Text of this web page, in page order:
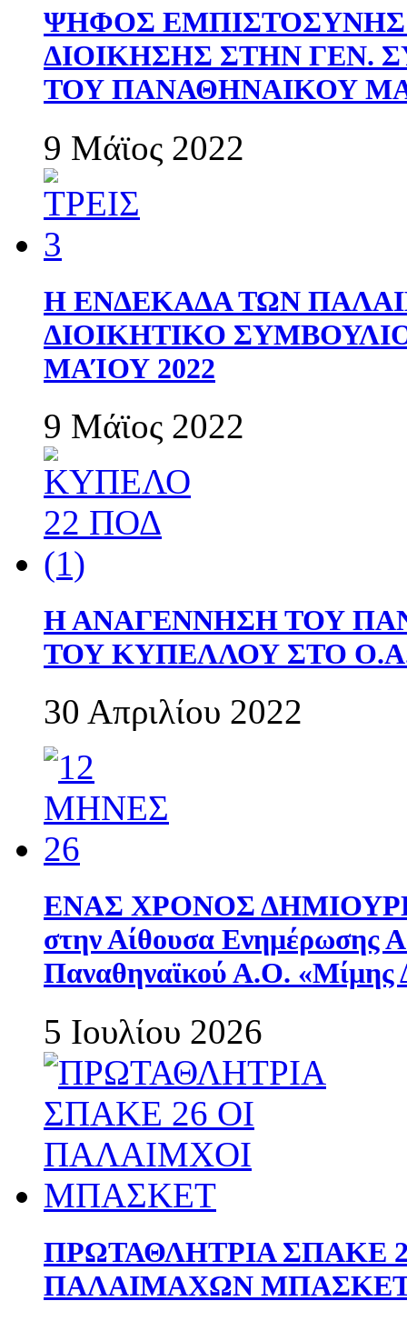
ΨΗΦΟΣ
ΔΙΟΙΚΗΣΗΣ ΣΤΗΝ ΓΕΝ.
ΤΟΥ ΠΑΝΑΘΗΝΑΙΚΟΥ
9 Μάϊος 2022
Η ΕΝΔΕΚΑΔΑ ΤΩΝ
ΔΙΟΙΚΗΤΙΚΟ
ΜΑΊΟΥ 2022
9 Μάϊος 2022
Η ΑΝΑΓΕΝΝΗΣΗ ΤΟΥ
ΤΟΥ ΚΥΠΕΛΛΟΥ ΣΤΟ
30 Απριλίου 2022
ΕΝΑΣ ΧΡΟΝΟΣ
στην Αίθουσα Ενημέρωσης
Παναθηναϊκού Α.Ο. «Μίμης
5 Ιουλίου 2026
ΠΡΩΤΑΘΛΗΤΡΙΑ ΣΠΑΚΕ
ΠΑΛΑΙΜΑΧΩΝ